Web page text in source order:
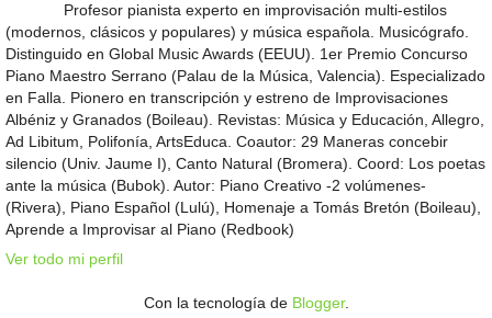
Profesor pianista experto en improvisación multi-estilos
(modernos, clásicos y populares) y música española. Musicógrafo.
Distinguido en Global Music Awards (EEUU). 1er Premio Concurso
Piano Maestro Serrano (Palau de la Música, Valencia). Especializado
en Falla. Pionero en transcripción y estreno de Improvisaciones
Albéniz y Granados (Boileau). Revistas: Música y Educación, Allegro,
Ad Libitum, Polifonía, ArtsEduca. Coautor: 29 Maneras concebir
silencio (Univ. Jaume I), Canto Natural (Bromera). Coord: Los poetas
ante la música (Bubok). Autor: Piano Creativo -2 volúmenes-
(Rivera), Piano Español (Lulú), Homenaje a Tomás Bretón (Boileau),
Aprende a Improvisar al Piano (Redbook)
Ver todo mi perfil
Con la tecnología de Blogger.